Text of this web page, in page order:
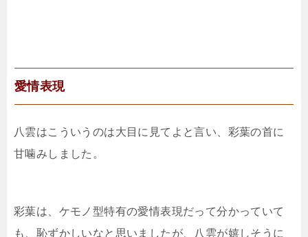
愛情表現
八雲はこういうのは大目に見てよと言い、彩葉の首に
甘噛みしました。
彩葉は、ケモノ型特有の愛情表現だって分かっていて
も、恥ずかしいなと思いましたが、八雲が嬉しそうに